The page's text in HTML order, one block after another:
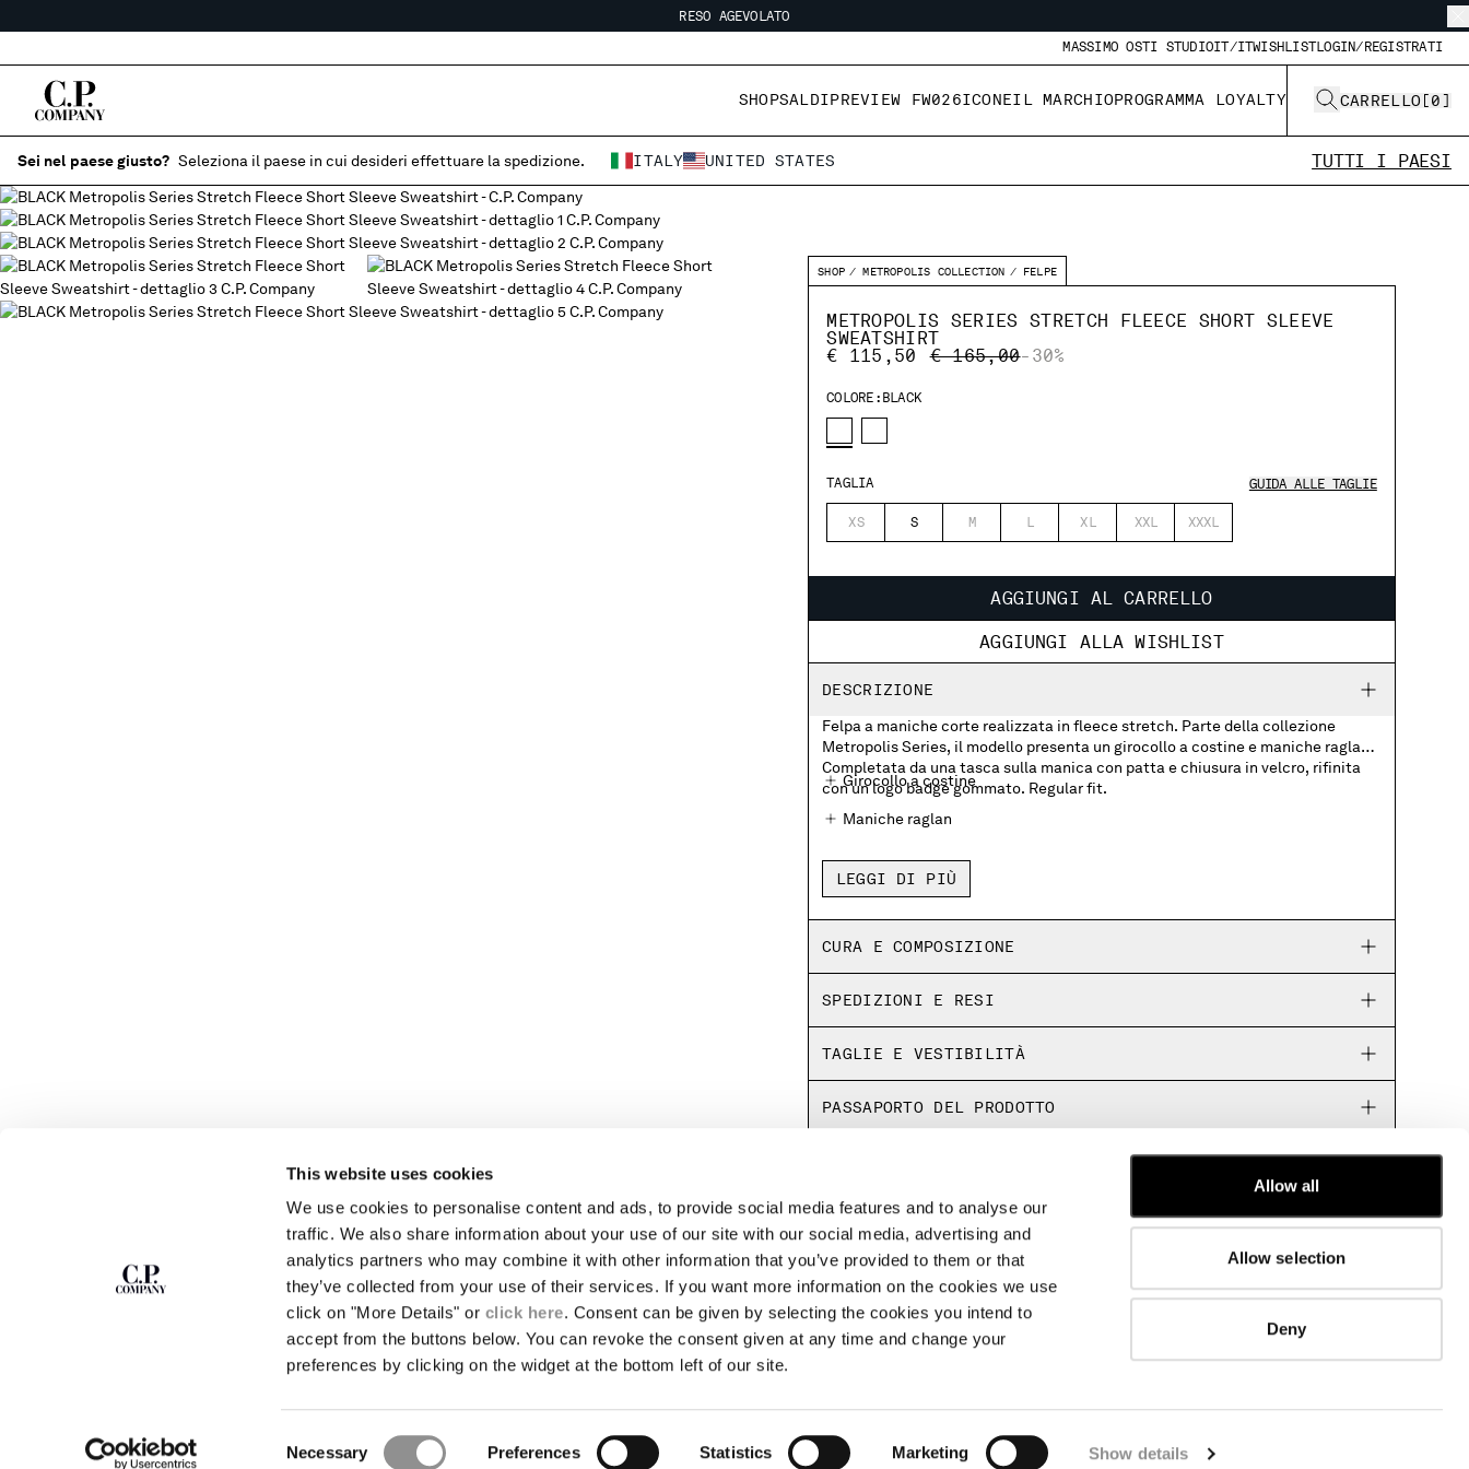
This website uses cookies
We use cookies to personalise content and ads, to provide social media features and to analyse our
traffic. We also share information about your use of our site with our social media, advertising and
analytics partners who may combine it with other information that you’ve provided to them or that
they’ve collected from your use of their services. If you want more information on the cookies we use
click on "More Details" or click here. Consent can be given by selecting the cookies you intend to
accept from the buttons below. You can revoke the consent given at any time and change your
preferences by clicking on the widget at the bottom left of our site.
Selection
Necessary Preferences Statistics Marketing Show details
Allow all
Allow selection
Deny
RESO AGEVOLATO
RESO AGEVOLATO
MASSIMO OSTI STUDIOIT/ITWISHLISTLOGIN/REGISTRATI
SHOPSALDIPREVIEW FW026ICONEIL MARCHIOPROGRAMMA LOYALTY CARRELLO [0]
Sei nel paese giusto? Seleziona il paese in cui desideri effettuare la spedizione. ITALY UNITED STATES TUTTI I PAESI
SHOP METROPOLIS COLLECTION FELPE
METROPOLIS SERIES STRETCH FLEECE SHORT SLEEVE
SWEATSHIRT
€ 115,50
PRICE REDUCED FROM
€ 165,00TO
-30%
COLORE: BLACK
TAGLIA
XS S M L XL XXL XXXL
GUIDA ALLE TAGLIE
AGGIUNGI AL CARRELLO
AGGIUNGI ALLA WISHLIST
DESCRIZIONE
Felpa a maniche corte realizzata in fleece stretch. Parte della collezione
Metropolis Series, il modello presenta un girocollo a costine e maniche raglan.
Completata da una tasca sulla manica con patta e chiusura in velcro, rifinita
con un logo badge gommato. Regular fit.
Girocollo a costine
Maniche raglan
Tasche con patta e chiusura in velcro sulle maniche con logo badge
gommato
Regular fit
LEGGI DI PIÙ
CURA E COMPOSIZIONE
SPEDIZIONI E RESI
TAGLIE E VESTIBILITÀ
PASSAPORTO DEL PRODOTTO
ISCRIVITI ALLA
Entra nella nostra community e accedi a
contenuti esclusivi, anteprime e offerte
riservate. Per te, subito 10% di sconto sul primo
ABOUT
LA NOSTRA STORIA
TINTURA IN CAPO
CAPI ICONICI
CERTIFICAZIONE LENTI
LAVORA CON NOI
PROGRAMMA DI SOSTENIBILITÀ
NOTE LEGALI
SPEDIZIONI
CONDIZIONI DI VENDITA
RESI
PAGAMENTI E SICUREZZA
CONDIZIONI D'USO
SMALTIMENTO PACKAGING
DOMANDE FREQUENTI
TROVA UN NEGOZIO AUTENTICITÀ FB